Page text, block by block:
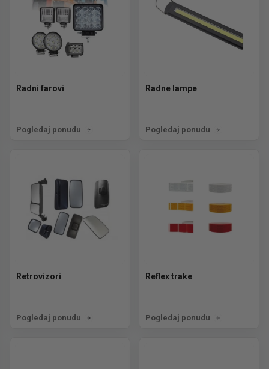
Radni farovi
Pogledaj ponudu
Radne lampe
Pogledaj ponudu
Retrovizori
Pogledaj ponudu
Reflex trake
Pogledaj ponudu